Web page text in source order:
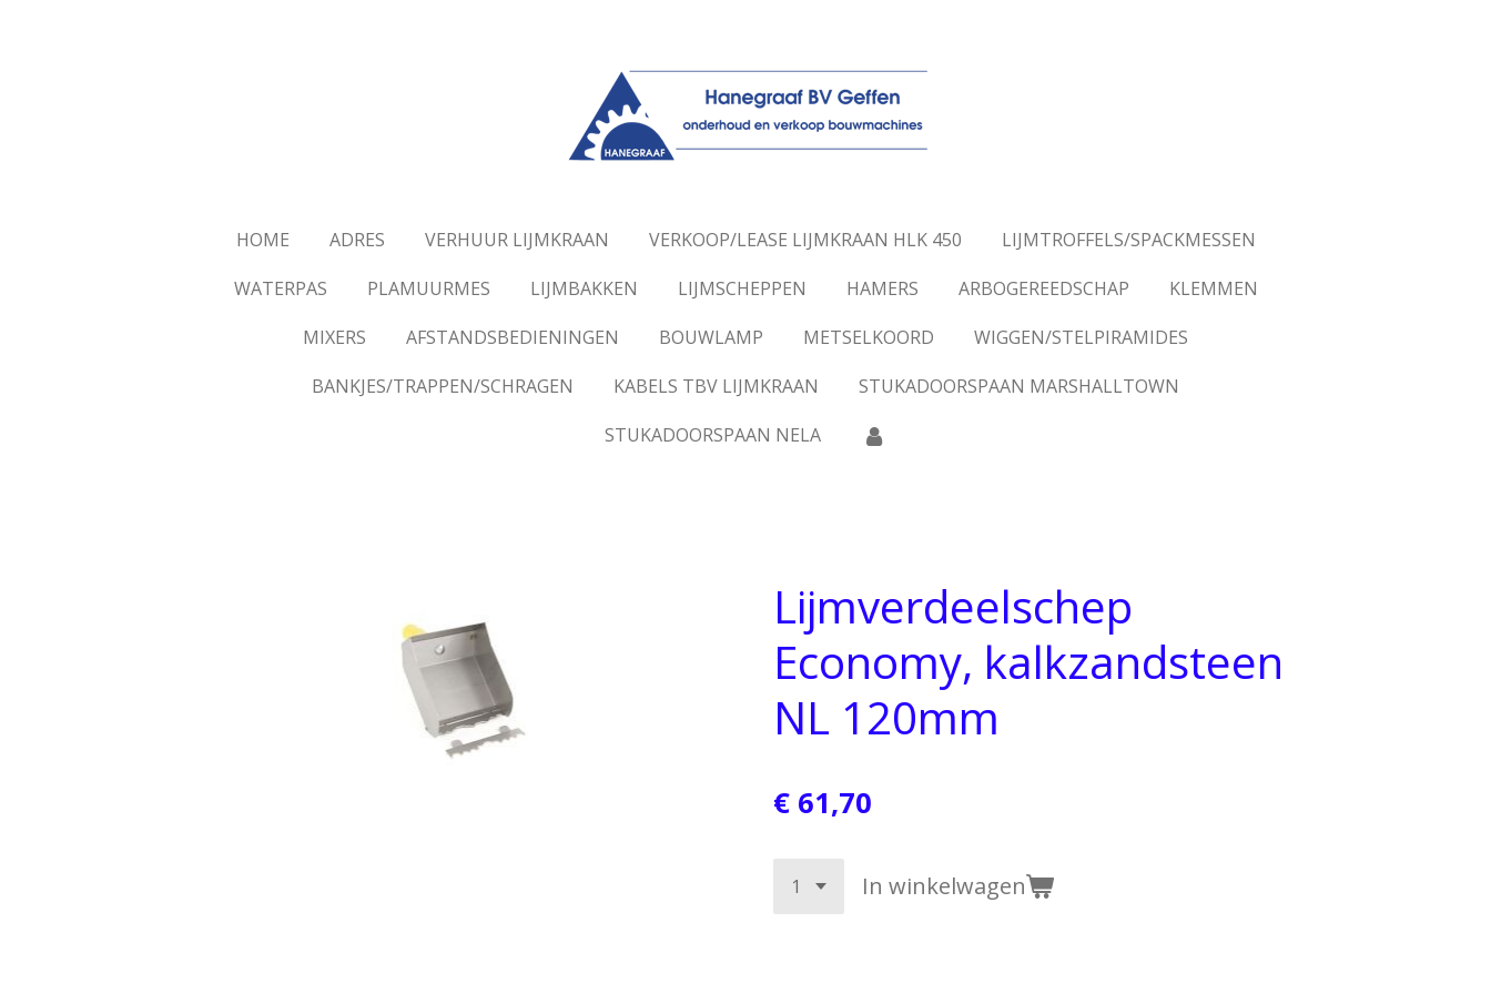
HOME ADRES VERHUUR LIJMKRAAN VERKOOP/LEASE LIJMKRAAN HLK 450
LIJMTROFFELS/SPACKMESSEN
WATERPAS
PLAMUURMES LIJMBAKKEN LIJMSCHEPPEN HAMERS ARBOGEREEDSCHAP
KLEMMEN
MIXERS
AFSTANDSBEDIENINGEN BOUWLAMP METSELKOORD
WIGGEN/STELPIRAMIDES
BANKJES/TRAPPEN/SCHRAGEN
KABELS TBV LIJMKRAAN
STUKADOORSPAAN MARSHALLTOWN
STUKADOORSPAAN NELA
Lijmverdeelschep
Economy, kalkzandsteen
NL 120mm
€ 61,70
In winkelwagen